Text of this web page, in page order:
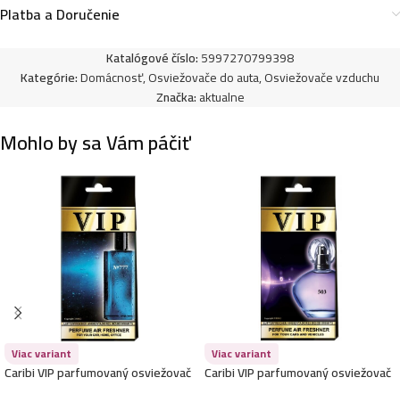
1,00€
Paloma stromček osviež. do auta-Jasmin
Paloma stromček osviežovač do auta-Evergreen
1,00€
Paloma stromček osviežovač do auta-Ocean
1,00€
Platba a Doručenie
Katalógové číslo:5997270799398
Kategórie:Domácnosť,Osviežovače do auta,Osviežovače vzduchu
Značka:aktualne
Mohlo by sa Vám páčiť
Viac variant
Caribi VIP parfumovaný osviežovač
Viac variant
Caribi VIP parfumovaný osviežovač